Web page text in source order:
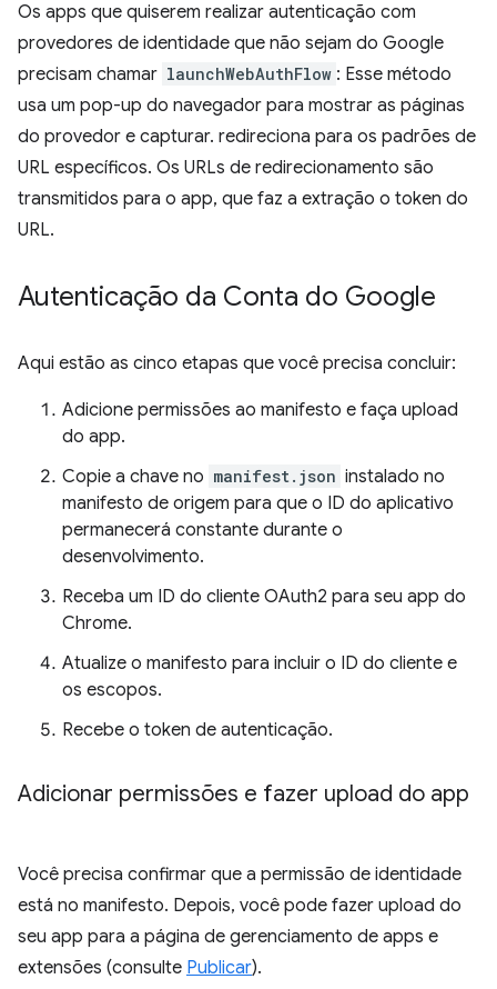
Os apps que quiserem realizar autenticação com
provedores de identidade que não sejam do Google
precisam chamar launchWebAuthFlow : Esse método
usa um pop-up do navegador para mostrar as páginas
do provedor e capturar. redireciona para os padrões de
URL específicos. Os URLs de redirecionamento são
transmitidos para o app, que faz a extração o token do
URL.
Autenticação da Conta do Google
Aqui estão as cinco etapas que você precisa concluir:
Adicione permissões ao manifesto e faça upload
do app.
Copie a chave no manifest.json instalado no
manifesto de origem para que o ID do aplicativo
permanecerá constante durante o
desenvolvimento.
Receba um ID do cliente OAuth2 para seu app do
Chrome.
Atualize o manifesto para incluir o ID do cliente e
os escopos.
Recebe o token de autenticação.
Adicionar permissões e fazer upload do app
Você precisa confirmar que a permissão de identidade
está no manifesto. Depois, você pode fazer upload do
seu app para a página de gerenciamento de apps e
extensões (consulte Publicar).